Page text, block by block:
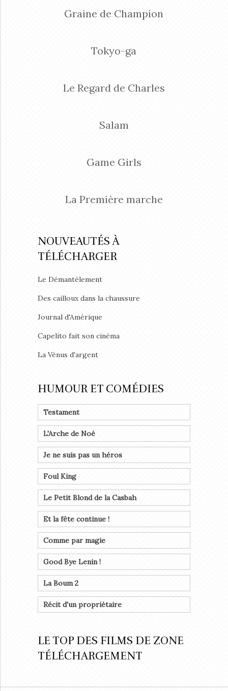
Graine de Champion
Tokyo-ga
Le Regard de Charles
Salam
Game Girls
La Première marche
NOUVEAUTÉS À
TÉLÉCHARGER
Le Démantèlement
Des cailloux dans la chaussure
Journal d'Amérique
Capelito fait son cinéma
La Vénus d'argent
HUMOUR ET COMÉDIES
Testament
L'Arche de Noé
Je ne suis pas un héros
Foul King
Le Petit Blond de la Casbah
Et la fête continue !
Comme par magie
Good Bye Lenin !
La Boum 2
Récit d'un propriétaire
LE TOP DES FILMS DE ZONE
TÉLÉCHARGEMENT